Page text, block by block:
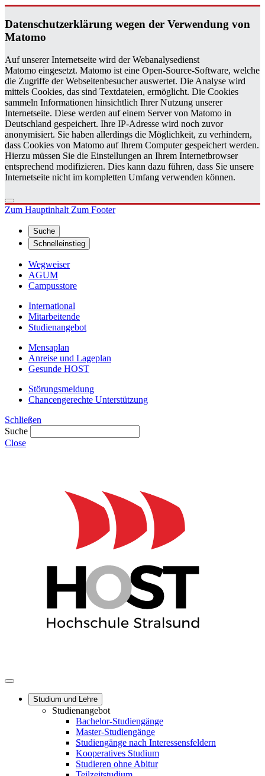
Da­ten­schutz­er­klä­rung wegen der Ver­wen­dung von
Ma­to­mo
Auf unserer Internetseite wird der Webanalysedienst
Matomo eingesetzt. Matomo ist eine Open-Source-Software, welche
die Zugriffe der Webseitenbesucher auswertet. Die Analyse wird
mittels Cookies, das sind Textdateien, ermöglicht. Die Cookies
sammeln Informationen hinsichtlich Ihrer Nutzung unserer
Internetseite. Diese werden auf einem Server von Matomo in
Deutschland gespeichert. Ihre IP-Adresse wird noch zuvor
anonymisiert. Sie haben allerdings die Möglichkeit, zu verhindern,
dass Cookies von Matomo auf Ihrem Computer gespeichert werden.
Hierzu müssen Sie die Einstellungen an Ihrem Internetbrowser
entsprechend modifizieren. Dies kann dazu führen, dass Sie unsere
Internetseite nicht im kompletten Umfang verwenden können.
Zum HauptinhaltZum Footer
Suche
Schnelleinstieg
Wegweiser
AGUM
Campusstore
International
Mitarbeitende
Studienangebot
Mensaplan
Anreise und Lageplan
Gesunde HOST
Störungsmeldung
Chancengerechte Unterstützung
Schließen
Suche
Close
Studium und Lehre
Studienangebot
Bachelor-Studiengänge
Master-Studiengänge
Studiengänge nach Interessensfeldern
Kooperatives Studium
Studieren ohne Abitur